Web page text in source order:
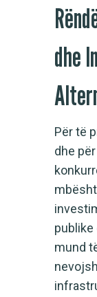
dhe
Për të
dhe
publike
mund